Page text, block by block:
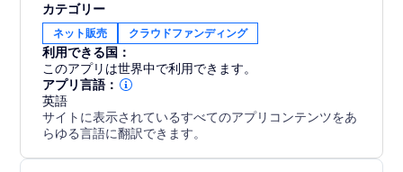
カテゴリー
ネット販売 クラウドファンディング
利用できる国：
このアプリは世界中で利用できます。
アプリ言語：
英語
サイトに表示されているすべてのアプリコンテンツをあ
らゆる言語に翻訳できます。